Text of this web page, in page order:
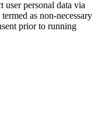
personal data via
as non-necessary
prior to running